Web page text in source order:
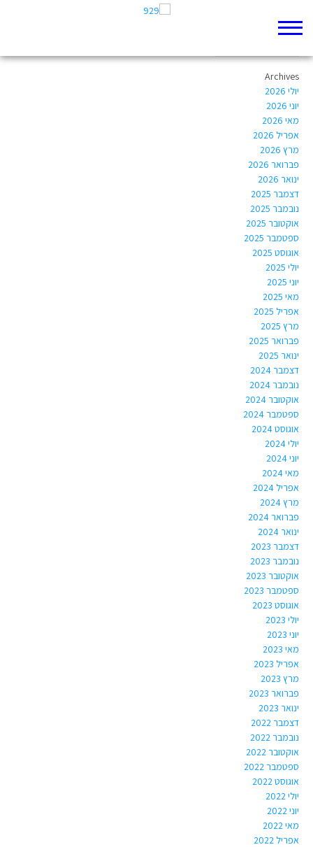
Author Archives:Yonitika@gmail.com
Archives
יולי 2026
יוני 2026
מאי 2026
אפריל 2026
מרץ 2026
פברואר 2026
ינואר 2026
דצמבר 2025
נובמבר 2025
אוקטובר 2025
ספטמבר 2025
אוגוסט 2025
יולי 2025
יוני 2025
מאי 2025
אפריל 2025
מרץ 2025
פברואר 2025
ינואר 2025
דצמבר 2024
נובמבר 2024
אוקטובר 2024
ספטמבר 2024
אוגוסט 2024
יולי 2024
יוני 2024
מאי 2024
אפריל 2024
מרץ 2024
פברואר 2024
ינואר 2024
דצמבר 2023
נובמבר 2023
אוקטובר 2023
ספטמבר 2023
אוגוסט 2023
יולי 2023
יוני 2023
מאי 2023
אפריל 2023
מרץ 2023
פברואר 2023
ינואר 2023
דצמבר 2022
נובמבר 2022
אוקטובר 2022
ספטמבר 2022
אוגוסט 2022
יולי 2022
יוני 2022
מאי 2022
אפריל 2022